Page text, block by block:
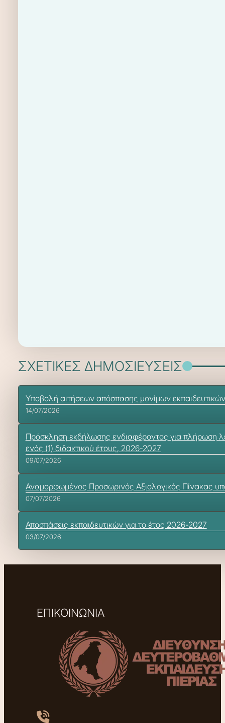
ΣΧΕΤΙΚΕΣ ΔΗΜΟΣΙΕΥΣΕΙΣ
Υποβολή αιτήσεων απόσπασης μονίμων
14/07/2026
Πρόσκληση εκδήλωσης ενδιαφέροντος για πλήρωση
ενός (1) διδακτικού έτους, 2026-2027
09/07/2026
Αναμορφωμένος Προσωρινός Αξιολογικός Πίνακας
07/07/2026
Αποσπάσεις εκπαιδευτικών για το έτος 2026-2027
03/07/2026
ΕΠΙΚΟΙΝΩΝΙΑ